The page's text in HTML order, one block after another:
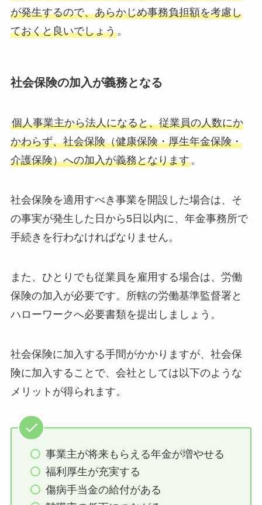
が発生するので、あらかじめ事務負担額を考慮し
ておくと良いでしょう。
社会保険の加入が義務となる
個人事業主から法人になると、従業員の人数にか
かわらず、社会保険（健康保険・厚生年金保険・
介護保険）への加入が義務となります。
社会保険を適用すべき事業を開設した場合は、そ
の事実が発生した日から5日以内に、年金事務所で
手続きを行わなければなりません。
また、ひとりでも従業員を雇用する場合は、労働
保険の加入が必要です。所轄の労働基準監督署と
ハローワークへ必要書類を提出しましょう。
社会保険に加入する手間がかかりますが、社会保
険に加入することで、会社としては以下のような
メリットが得られます。
事業主が将来もらえる年金が増やせる
福利厚生が充実する
傷病手当金の給付がある